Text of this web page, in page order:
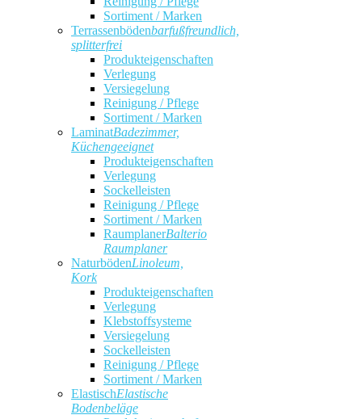
Sortiment / Marken
Terrassenbödenbarfußfreundlich,
splitterfrei
Produkteigenschaften
Verlegung
Versiegelung
Reinigung / Pflege
Sortiment / Marken
LaminatBadezimmer,
Küchengeeignet
Produkteigenschaften
Verlegung
Sockelleisten
Reinigung / Pflege
Sortiment / Marken
RaumplanerBalterio
Raumplaner
NaturbödenLinoleum,
Kork
Produkteigenschaften
Verlegung
Klebstoffsysteme
Versiegelung
Sockelleisten
Reinigung / Pflege
Sortiment / Marken
ElastischElastische
Bodenbeläge